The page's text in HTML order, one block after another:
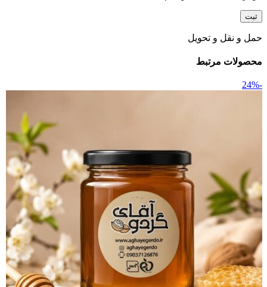
حمل و نقل و تحویل
محصولات مرتبط
-24%